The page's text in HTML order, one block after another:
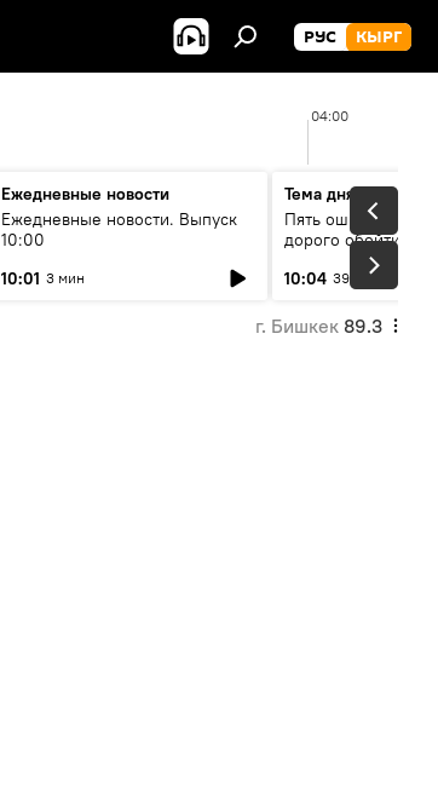
РУС КЫРГ
04:00
Ежедневные новости
Ежедневные новости. Выпуск
10:00
10:01 3 мин
Тема дня
Пять ошибок
дорого обойтись
10:04 39 мин
г. Бишкек 89.3